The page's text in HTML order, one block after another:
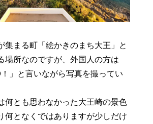
集まる町「絵かきのまち大王」と
場所なのですが、外国人の方は
！」と言いながら写真を撮ってい
何とも思わなかった大王崎の景色
何となくではありますが少しだけ